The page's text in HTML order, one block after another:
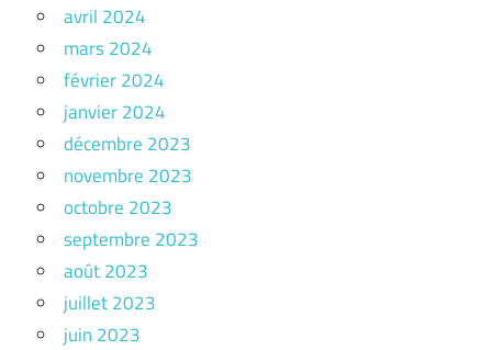
avril 2024
mars 2024
février 2024
janvier 2024
décembre 2023
novembre 2023
octobre 2023
septembre 2023
août 2023
juillet 2023
juin 2023